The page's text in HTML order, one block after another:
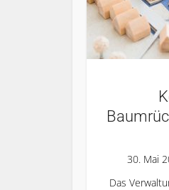
30. Mai
Das